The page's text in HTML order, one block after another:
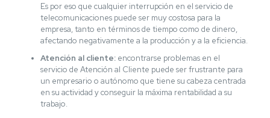
Es por eso que cualquier interrupción en el servicio de
telecomunicaciones puede ser muy costosa para la
empresa, tanto en términos de tiempo como de dinero,
afectando negativamente a la producción y a la eficiencia.
Atención al cliente:encontrarse problemas en el
servicio de Atención al Cliente puede ser frustrante para
un empresario o autónomo que tiene su cabeza centrada
en su actividad y conseguir la máxima rentabilidad a su
trabajo.